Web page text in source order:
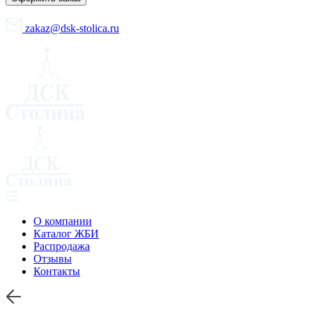
zakaz@dsk-stolica.ru
О компании
Каталог ЖБИ
Распродажа
Отзывы
Контакты